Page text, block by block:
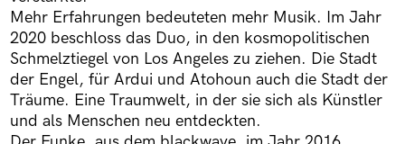
Mehr Erfahrungen bedeuteten mehr Musik. Im Jahr
2020 beschloss das Duo, in den kosmopolitischen
Schmelztiegel von Los Angeles zu ziehen. Die Stadt
der Engel, für Ardui und Atohoun auch die Stadt der
Träume. Eine Traumwelt, in der sie sich als Künstler
und als Menschen neu entdeckten.